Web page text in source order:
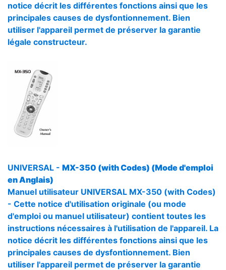
notice décrit les différentes fonctions ainsi que les
principales causes de dysfontionnement. Bien
utiliser l'appareil permet de préserver la garantie
légale constructeur.
UNIVERSAL - MX-350 (with Codes) (Mode d'emploi
en Anglais)
Manuel utilisateur UNIVERSAL MX-350 (with Codes)
- Cette notice d'utilisation originale (ou mode
d'emploi ou manuel utilisateur) contient toutes les
instructions nécessaires à l'utilisation de l'appareil. La
notice décrit les différentes fonctions ainsi que les
principales causes de dysfontionnement. Bien
utiliser l'appareil permet de préserver la garantie